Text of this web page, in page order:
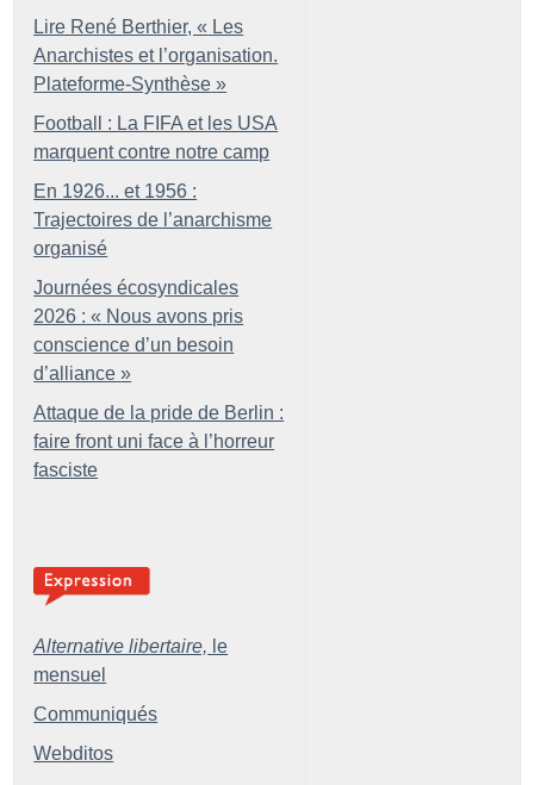
Lire René Berthier, « Les
Anarchistes et l’organisation.
Plateforme-Synthèse »
Football : La FIFA et les USA
marquent contre notre camp
En 1926... et 1956 :
Trajectoires de l’anarchisme
organisé
Journées écosyndicales
2026 : « Nous avons pris
conscience d’un besoin
d’alliance »
Attaque de la pride de Berlin :
faire front uni face à l’horreur
fasciste
Alternative libertaire, le
mensuel
Communiqués
Webditos